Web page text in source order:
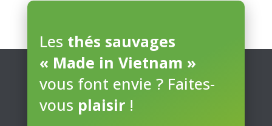
Mon
compte
Mon
Panier
plusieurs
peuvent
choisies
Les thés sauvages
« Made in Vietnam »
vous font envie ? Faites-
vous plaisir!